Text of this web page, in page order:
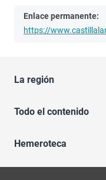
Enlace permanente:
https://
La región
Todo el contenido
Hemeroteca